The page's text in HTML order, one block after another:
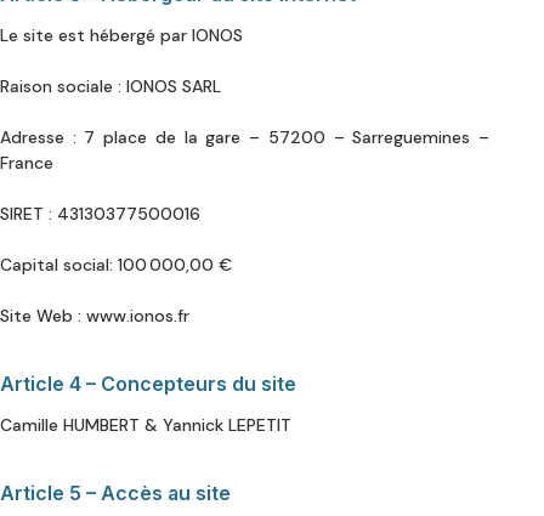
Le site est hébergé par IONOS
Raison sociale : IONOS SARL
Adresse : 7 place de la gare – 57200 – Sarreguemines –
France
SIRET : 43130377500016
Capital social: 100 000,00 €
Site Web : www.ionos.fr
Article 4 – Concepteurs du site
Camille HUMBERT & Yannick LEPETIT
Article 5 – Accès au site